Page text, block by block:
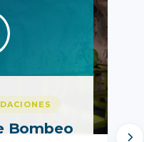
Bombeo